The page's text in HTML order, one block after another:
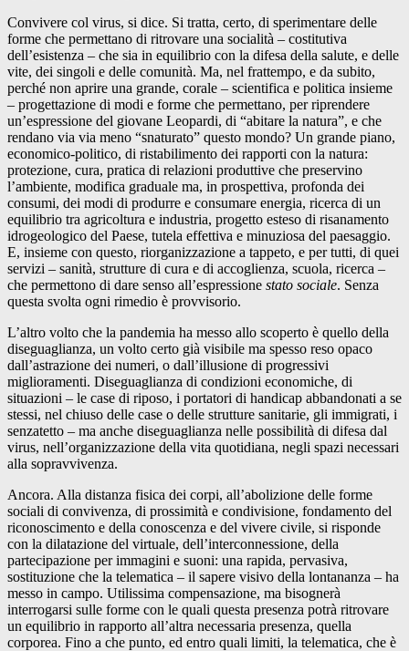
Convivere col virus, si dice. Si tratta, certo, di sperimentare delle
forme che permettano di ritrovare una socialità – costitutiva
dell’esistenza – che sia in equilibrio con la difesa della salute, e delle
vite, dei singoli e delle comunità. Ma, nel frattempo, e da subito,
perché non aprire una grande, corale – scientifica e politica insieme
– progettazione di modi e forme che permettano, per riprendere
un’espressione del giovane Leopardi, di “abitare la natura”, e che
rendano via via meno “snaturato” questo mondo? Un grande piano,
economico-politico, di ristabilimento dei rapporti con la natura:
protezione, cura, pratica di relazioni produttive che preservino
l’ambiente, modifica graduale ma, in prospettiva, profonda dei
consumi, dei modi di produrre e consumare energia, ricerca di un
equilibrio tra agricoltura e industria, progetto esteso di risanamento
idrogeologico del Paese, tutela effettiva e minuziosa del paesaggio.
E, insieme con questo, riorganizzazione a tappeto, e per tutti, di quei
servizi – sanità, strutture di cura e di accoglienza, scuola, ricerca –
che permettono di dare senso all’espressione stato sociale. Senza
questa svolta ogni rimedio è provvisorio.
L’altro volto che la pandemia ha messo allo scoperto è quello della
diseguaglianza, un volto certo già visibile ma spesso reso opaco
dall’astrazione dei numeri, o dall’illusione di progressivi
miglioramenti. Diseguaglianza di condizioni economiche, di
situazioni – le case di riposo, i portatori di handicap abbandonati a se
stessi, nel chiuso delle case o delle strutture sanitarie, gli immigrati, i
senzatetto – ma anche diseguaglianza nelle possibilità di difesa dal
virus, nell’organizzazione della vita quotidiana, negli spazi necessari
alla sopravvivenza.
Ancora. Alla distanza fisica dei corpi, all’abolizione delle forme
sociali di convivenza, di prossimità e condivisione, fondamento del
riconoscimento e della conoscenza e del vivere civile, si risponde
con la dilatazione del virtuale, dell’interconnessione, della
partecipazione per immagini e suoni: una rapida, pervasiva,
sostituzione che la telematica – il sapere visivo della lontananza – ha
messo in campo. Utilissima compensazione, ma bisognerà
interrogarsi sulle forme con le quali questa presenza potrà ritrovare
un equilibrio in rapporto all’altra necessaria presenza, quella
corporea. Fino a che punto, ed entro quali limiti, la telematica, che è